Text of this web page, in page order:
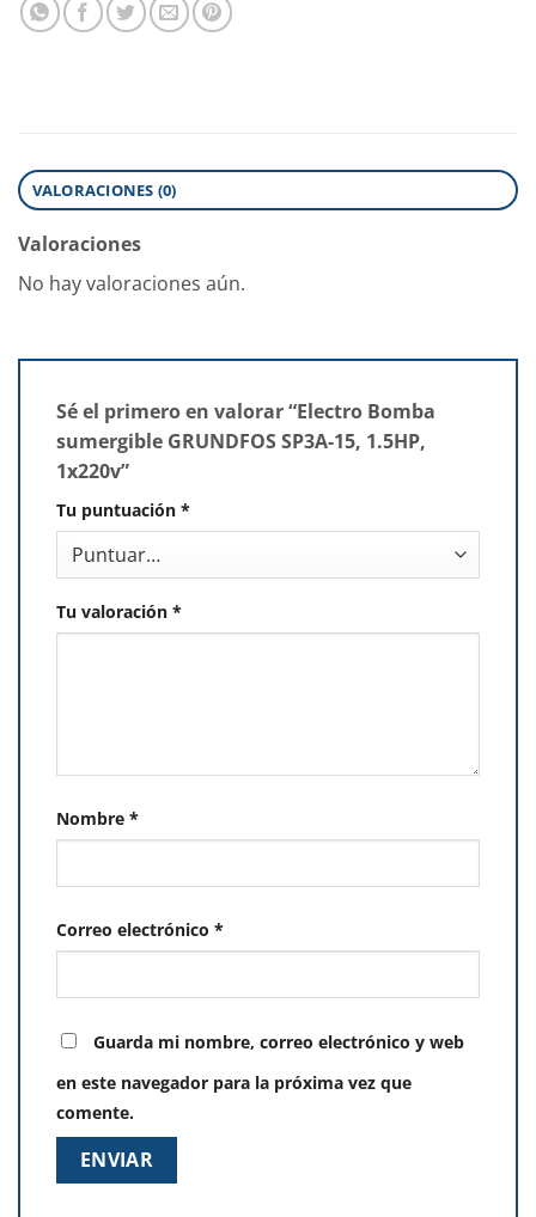
VALORACIONES (0)
Valoraciones
No hay valoraciones aún.
Sé el primero en valorar “Electro Bomba
sumergible GRUNDFOS SP3A-15, 1.5HP,
1x220v”
Tu puntuación *
Tu valoración *
Nombre *
Correo electrónico *
Guarda mi nombre, correo electrónico y web
en este navegador para la próxima vez que
comente.